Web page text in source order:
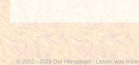
© 2002 - 2026 Der Hörspiegel - Lesen, was